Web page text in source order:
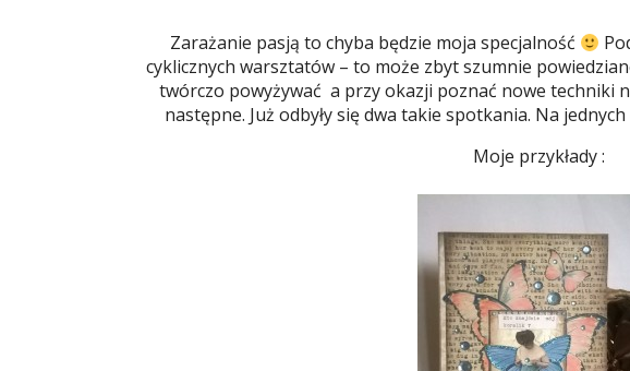
Zarażanie pasją to chyba będzie moja specjalność
cyklicznych warsztatów – to może zbyt szumnie
twórczo powyżywać a przy okazji poznać nowe techniki
następne. Już odbyły się dwa takie spotkania. Na
Moje przykłady :